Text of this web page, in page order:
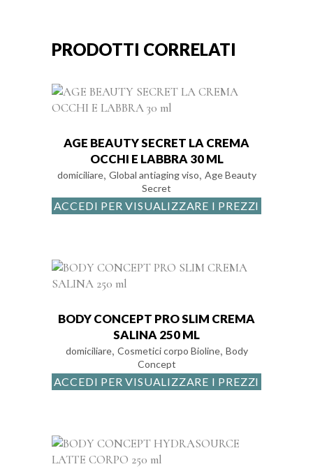
PRODOTTI CORRELATI
AGE BEAUTY SECRET LA CREMA
OCCHI E LABBRA 30 ML
domiciliare, Global antiaging viso, Age Beauty
Secret
ACCEDI PER VISUALIZZARE I PREZZI
BODY CONCEPT PRO SLIM CREMA
SALINA 250 ML
domiciliare, Cosmetici corpo Bioline, Body
Concept
ACCEDI PER VISUALIZZARE I PREZZI